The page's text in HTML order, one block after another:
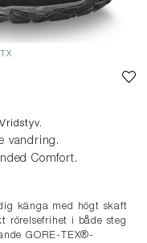
vandring.
Comfort.
känga med högt skaft
rörelsefrihet i både steg
GORE-TEX®-